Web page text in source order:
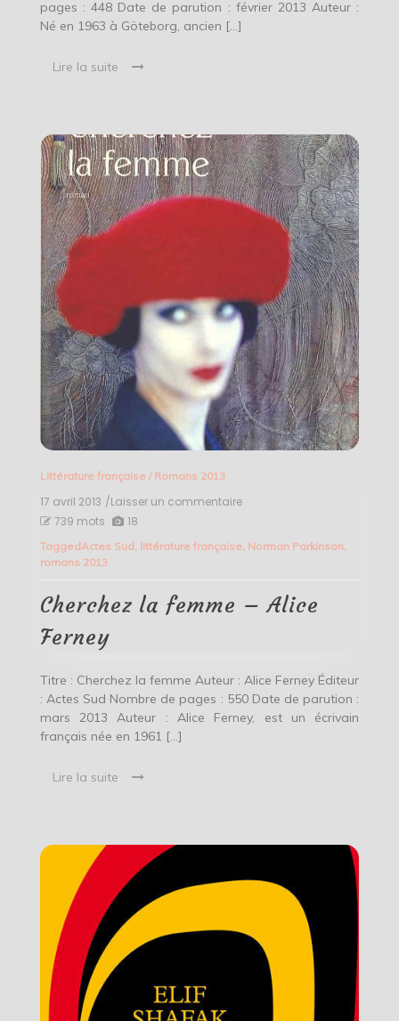
pages : 448 Date de parution : février 2013 Auteur :
Né en 1963 à Göteborg, ancien […]
Lire la suite
Littérature française/ Romans 2013
17 avril 2013 /Laisser un commentaireon
femme
Ferney
739 mots 18
TaggedActes Sud littérature française, Norman Parkinson,
romans 2013
Cherchez la femme – Alice
Ferney
Titre : Cherchez la femme Auteur : Alice Ferney Éditeur
: Actes Sud Nombre de pages : 550 Date de parution :
mars 2013 Auteur : Alice Ferney, est un écrivain
français née en 1961 […]
Lire la suite